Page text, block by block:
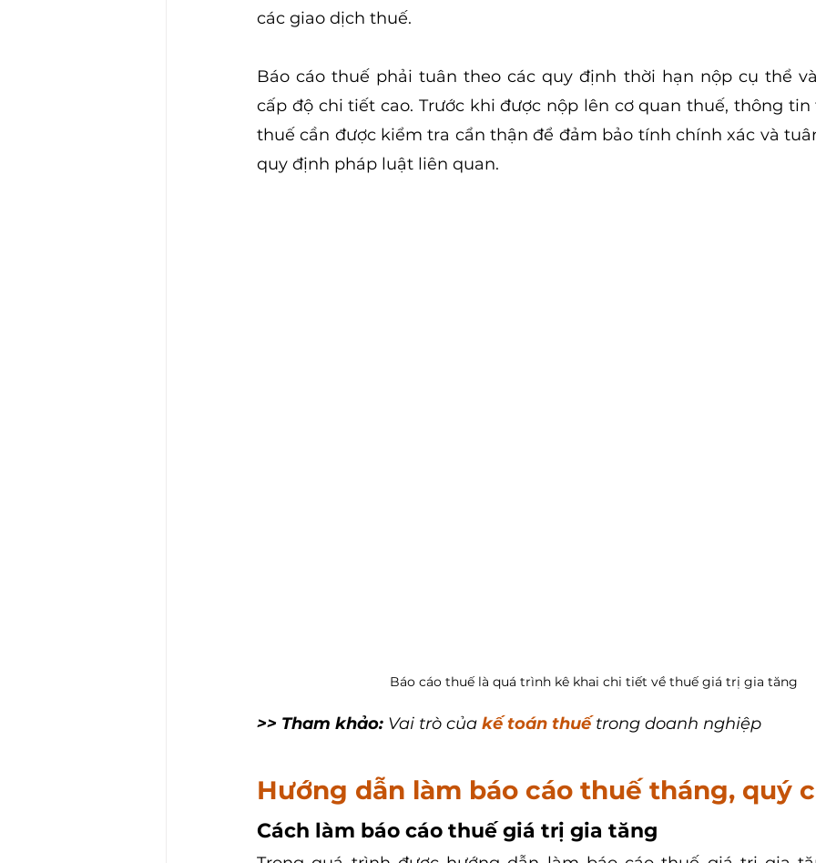
các giao dịch thuế.
Báo cáo thuế phải tuân theo các quy định thời hạn nộp cụ thể
cấp độ chi tiết cao. Trước khi được nộp lên cơ quan thuế, thông tin
thuế cần được kiểm tra cẩn thận để đảm bảo tính chính xác và
quy định pháp luật liên quan.
Báo cáo thuế là quá trình kê khai chi tiết về thuế giá trị gia tăng
>> Tham khảo: Vai trò của kế toán thuế trong doanh nghiệp
Hướng dẫn làm báo cáo thuế tháng, quý
Cách làm báo cáo thuế giá trị gia tăng